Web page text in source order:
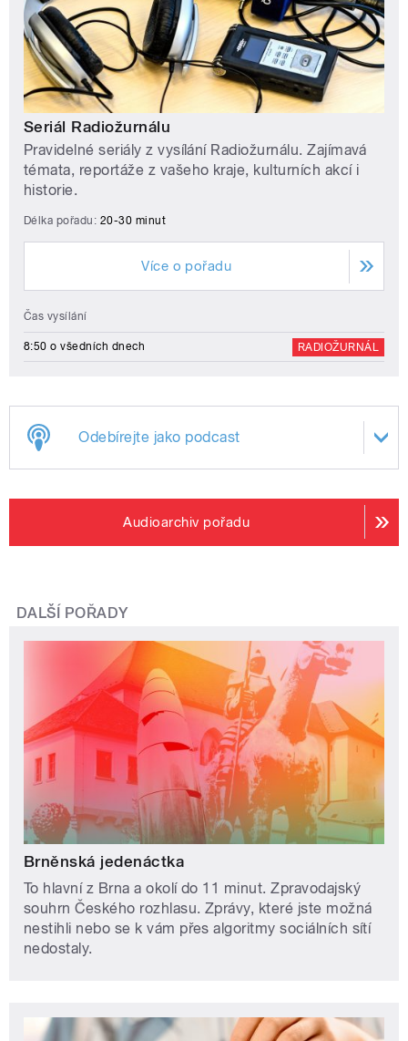
Seriál Radiožurnálu
Pravidelné seriály z vysílání Radiožurnálu. Zajímavá
témata, reportáže z vašeho kraje, kulturních akcí i
historie.
Délka pořadu: 20-30 minut
Více o pořadu
Čas vysílání
8:50 o všedních dnech RADIOŽURNÁL
Odebírejte jako podcast
Audioarchiv pořadu
DALŠÍ POŘADY
Brněnská jedenáctka
To hlavní z Brna a okolí do 11 minut. Zpravodajský
souhrn Českého rozhlasu. Zprávy, které jste možná
nestihli nebo se k vám přes algoritmy sociálních sítí
nedostaly.